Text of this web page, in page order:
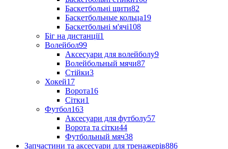
Баскетбольні щити82
Баскетбольные кольца19
Баскетбольні м'ячі108
Біг на дистанції1
Волейбол99
Аксесуари для волейболу9
Волейбольный мячи87
Стійки3
Хокей17
Ворота16
Сітки1
Футбол163
Аксесуари для футболу57
Ворота та сітки44
Футбольный мяч38
Запчастини та аксесуари для тренажерів886